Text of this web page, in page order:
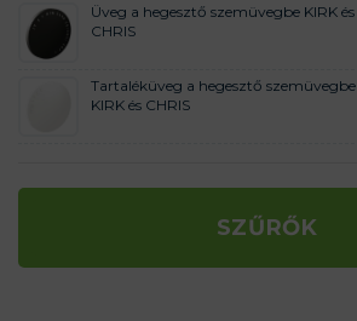
Üveg a hegesztő szemüvegbe KIRK és
CHRIS
Tartaléküveg a hegesztő szemüvegbe
KIRK és CHRIS
SZŰRŐK